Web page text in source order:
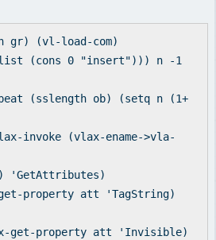
gr) (vl-load-com)
(cons 0 "insert"))) n -1
(sslength ob) (setq n (1+
(vlax-ename->vla-
att 'TagString)
property att 'Invisible)